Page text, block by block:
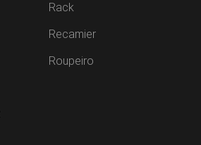
Rack
Recamier
Roupeiro